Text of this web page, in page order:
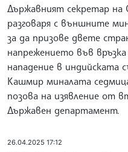
Държавният секретар
разговаря с външните
за да призове двете
напрежението във
нападение в индийската
Кашмир миналата
позова на изявление от
Държавен департамент.
26.04.2025 17:12